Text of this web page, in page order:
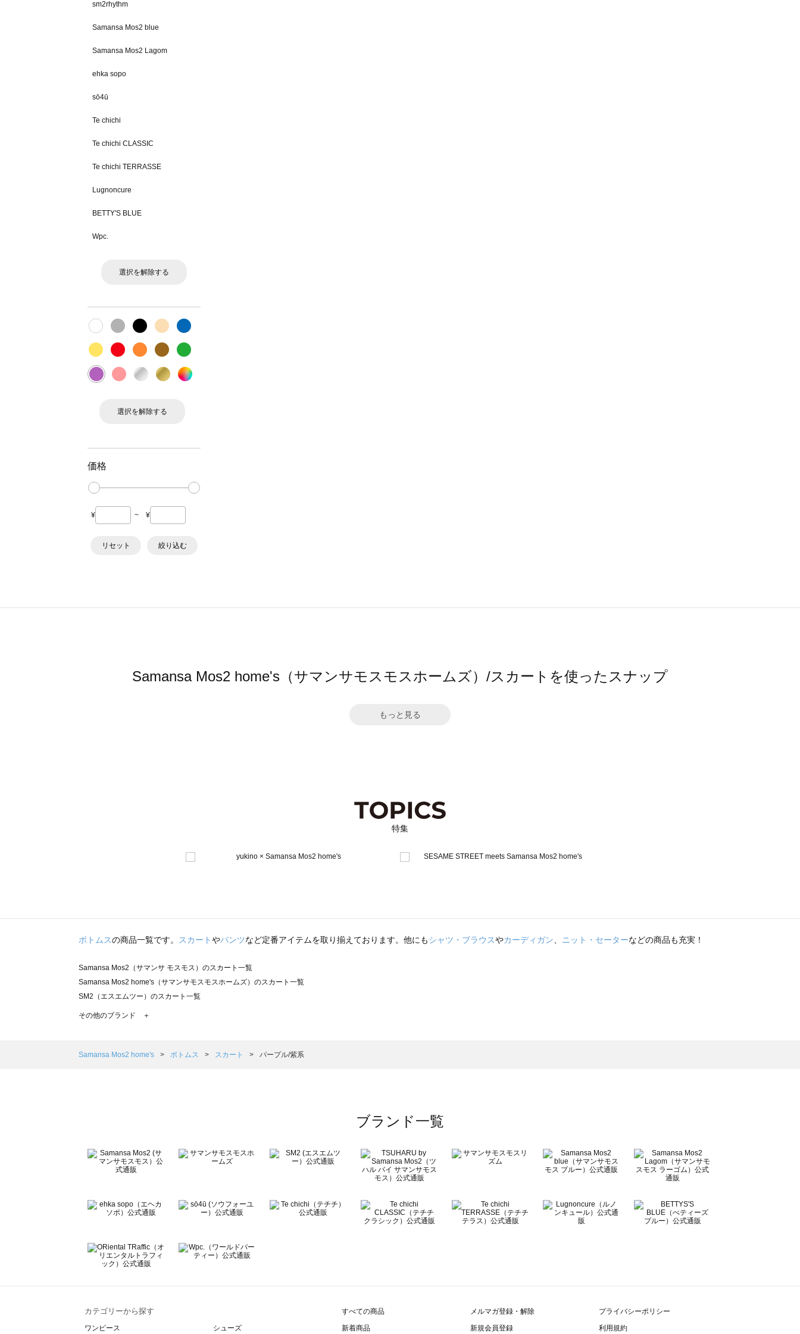
sm2rhythm
Samansa Mos2 blue
Samansa Mos2 Lagom
ehka sopo
sō4ū
Te chichi
Te chichi CLASSIC
Te chichi TERRASSE
Lugnoncure
BETTY'S BLUE
Wpc.
選択を解除する
選択を解除する
価格
¥ ~ ¥
リセット 絞り込む
Samansa Mos2 home's（サマンサモスモスホームズ）/スカートを使ったスナップ
もっと見る
特集
ボトムスの商品一覧です。 スカートやパンツなど定番アイテムを取り揃えております。他にもシャツ・ブラウスやカーディガン ニット・セーターなどの商品も充実！
Samansa Mos2（サマンサ モスモス）のスカート一覧
Samansa Mos2 home's（サマンサモスモスホームズ）のスカート一覧
SM2（エスエムツー）のスカート一覧
TSUHARU by Samansa Mos2（ツハルバイサマンサモスモス）のスカート一覧
Samansa Mos2 Lagom（サマンサモスモス ラーゴム）のスカート一覧
BETTY'S BLUE（べティーズブルー）のスカート一覧
Wpc.（ワールドパーティー）のスカート一覧
その他のブランド ＋
Samansa Mos2 home's ボトムス スカート パープル/紫系
ブランド一覧
カテゴリーから探す
ワンピース シューズ
すべての商品
新着商品
メルマガ登録・解除
新規会員登録
プライバシーポリシー
利用規約